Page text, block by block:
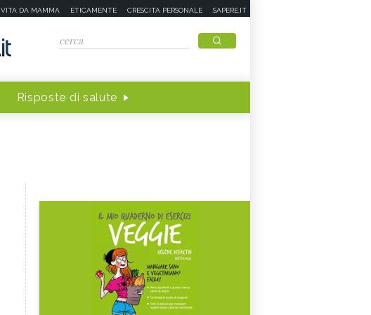
VITA DA MAMMA ETICAMENTE CRESCITA PERSONALE SAPERE.IT
Risposte di salute